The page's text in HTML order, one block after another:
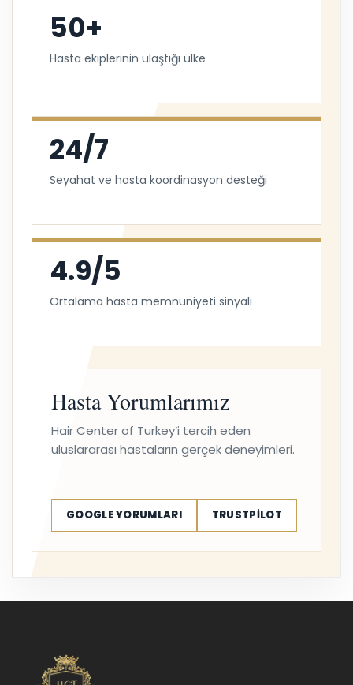
50+
Hasta ekiplerinin ulaştığı ülke
24/7
Seyahat ve hasta koordinasyon desteği
4.9/5
Ortalama hasta memnuniyeti sinyali
Hasta Yorumlarımız
Hair Center of Turkey’i tercih eden
uluslararası hastaların gerçek deneyimleri.
GOOGLE YORUMLARI TRUSTPILOT